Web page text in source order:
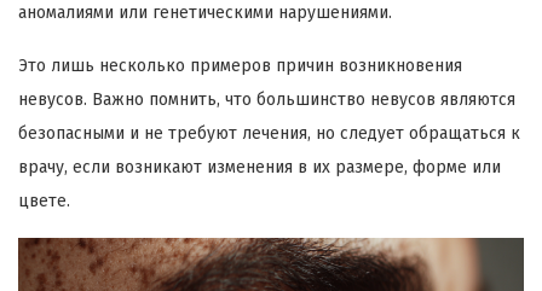
аномалиями или генетическими нарушениями.
Это лишь несколько примеров причин возникновения
невусов. Важно помнить, что большинство невусов являются
безопасными и не требуют лечения, но следует обращаться к
врачу, если возникают изменения в их размере, форме или
цвете.